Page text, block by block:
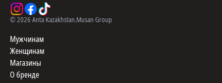
©2026 Anta Kazakhstan.Musan Group
Мужчинам
Женщинам
Магазины
О бренде